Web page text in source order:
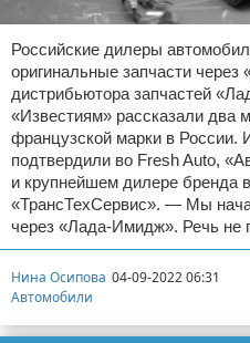
Российские дилеры
оригинальные запчасти
дистрибьютора запчастей
«Известиям» рассказали два
французской марки в
подтвердили во Fresh Auto,
и крупнейшем дилере бренда
«ТрансТехСервис». — Мы
через «Лада-Имидж». Речь не
Нина Осипова 04-09-2022 06:31
Автомобили